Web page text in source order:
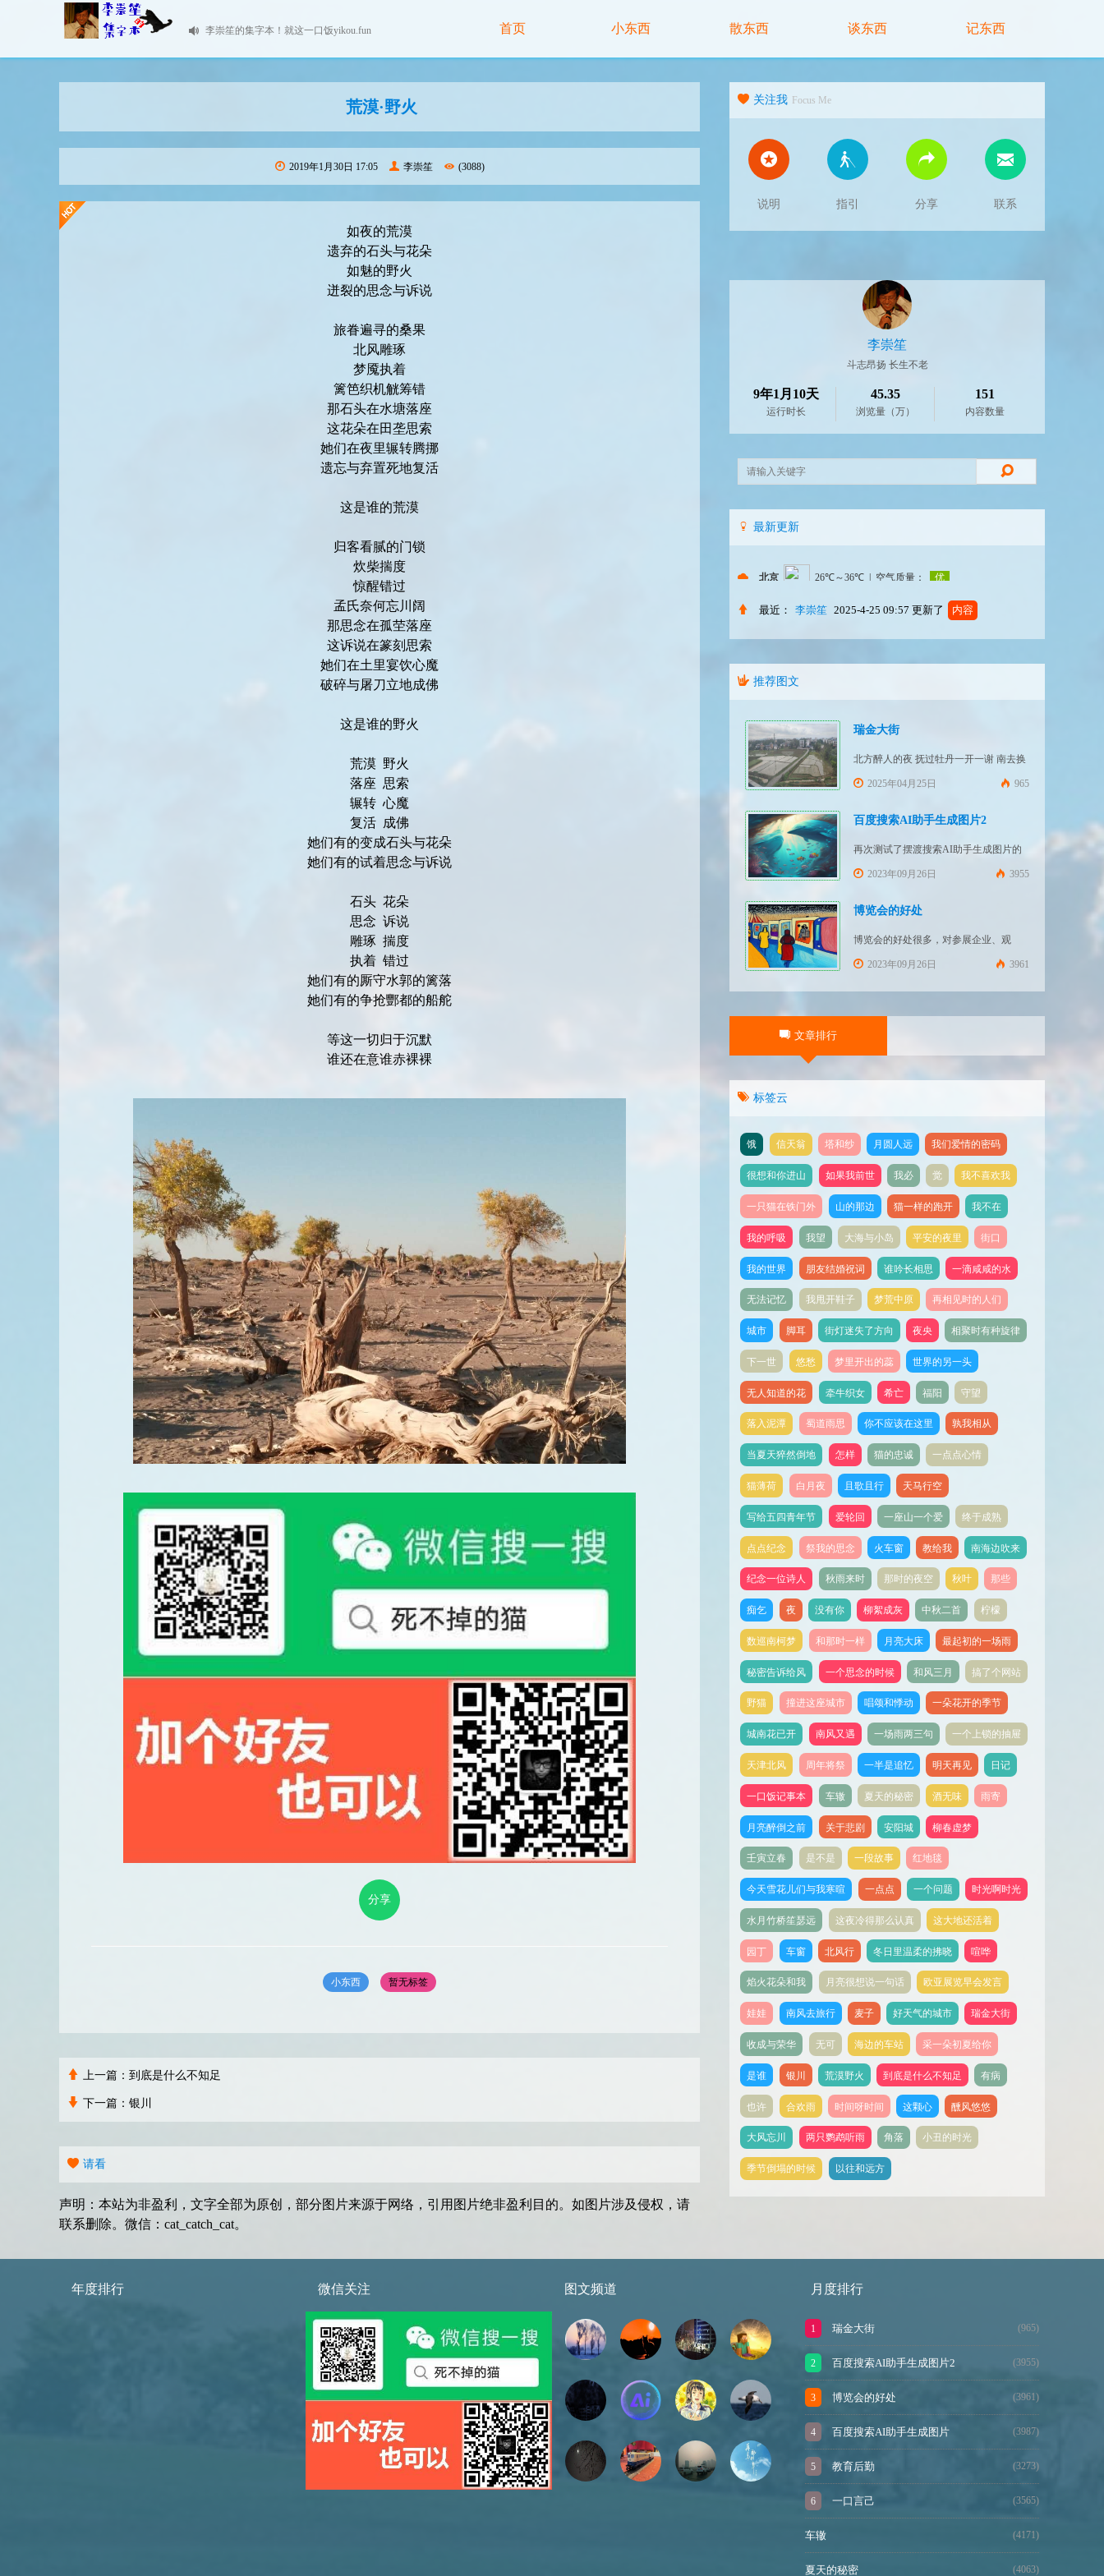
李崇笙的集字本！就这一口饭yikou.fun 首页 小东西 散东西 谈东西 记东西
荒漠·野火
2019年1月30日 17:05 李崇笙 (3088)
如夜的荒漠
遗弃的石头与花朵
如魅的野火
迸裂的思念与诉说
旅眷遍寻的桑果
北风雕琢
梦魇执着
篱笆织机觥筹错
那石头在水塘落座
这花朵在田垄思索
她们在夜里辗转腾挪
遗忘与弃置死地复活
这是谁的荒漠
归客看腻的门锁
炊柴揣度
惊醒错过
孟氏奈何忘川阔
那思念在孤茔落座
这诉说在篆刻思索
她们在土里宴饮心魔
破碎与屠刀立地成佛
这是谁的野火
荒漠 野火
落座 思索
辗转 心魔
复活 成佛
她们有的变成石头与花朵
她们有的试着思念与诉说
石头 花朵
思念 诉说
雕琢 揣度
执着 错过
她们有的厮守水郭的篱落
她们有的争抢酆都的船舵
等这一切归于沉默
谁还在意谁赤裸裸
分享
小东西 暂无标签
上一篇： 到底是什么不知足
下一篇： 银川
请看
声明：本站为非盈利，文字全部为原创，部分图片来源于网络，引用图片绝非盈利目的。如图片涉及侵权，请
联系删除。微信：cat_catch_cat。
关注我 Focus Me
说明 指引 分享 联系
李崇笙
斗志昂扬 长生不老
9年1月10天
运行时长
45.35
浏览量（万）
151
内容数量
最新更新
最近： 李崇笙 2025-4-25 09:57 更新了 内容
推荐图文
瑞金大街
北方醉人的夜 抚过牡丹一开一谢 南去换
上的鞋 跳过铁轨一节一节 淌过绵江的梦
2025年04月25日 965
百度搜索AI助手生成图片2
再次测试了摆渡搜索AI助手生成图片的
功能 文字要求：画一幅绚丽的深海场景
场景创意图画 文字要求：画一幅绚丽的
2023年09月26日 3955
博览会的好处
博览会的好处很多，对参展企业、观
众、主办方和当地政府都有好处。大致
交流 通过博览会，参展企业可以展示自
识企业的产品和技术实力，使企业软实
力得到增值。观众则可以获取最新的产
2023年09月26日 3961
文章排行
标签云
饿 信天翁 塔和纱 月圆人远 我们爱情的密码
很想和你进山 如果我前世 我必 觉 我不喜欢我
一只猫在铁门外 山的那边 猫一样的跑开 我不在
我的呼吸 我望 大海与小岛 平安的夜里 街口
我的世界 朋友结婚祝词 谁吟长相思 一滴咸咸的水
无法记忆 我甩开鞋子 梦荒中原 再相见时的人们
城市 脚耳 街灯迷失了方向 夜央 相聚时有种旋律
下一世 悠愁 梦里开出的蕊 世界的另一头
无人知道的花 牵牛织女 希亡 福阳 守望
落入泥潭 蜀道雨思 你不应该在这里 孰我相从
当夏天猝然倒地 怎样 猫的忠诚 一点点心情
猫薄荷 白月夜 且歌且行 天马行空
写给五四青年节 爱轮回 一座山一个爱 终于成熟
点点纪念 祭我的思念 火车窗 教给我 南海边吹来
纪念一位诗人 秋雨来时 那时的夜空 秋叶 那些
痴乞 夜 没有你 柳絮成灰 中秋二首 柠檬
数巡南柯梦 和那时一样 月亮大床 最起初的一场雨
秘密告诉给风 一个思念的时候 和风三月 搞了个网站
野猫 撞进这座城市 唱颂和悸动 一朵花开的季节
城南花已开 南风又遇 一场雨两三句 一个上锁的抽屉
天津北风 周年将祭 一半是追忆 明天再见 日记
一口饭记事本 车辙 夏天的秘密 酒无味 雨寄
月亮醉倒之前 关于悲剧 安阳城 柳春虚梦
壬寅立春 是不是 一段故事 红地毯
今天雪花儿们与我寒暄 一点点 一个问题 时光啊时光
水月竹桥笙瑟远 这夜冷得那么认真 这大地还活着
园丁 车窗 北风行 冬日里温柔的拂晓 喧哗
焰火花朵和我 月亮很想说一句话 欧亚展览早会发言
娃娃 南风去旅行 麦子 好天气的城市 瑞金大街
收成与荣华 无可 海边的车站 采一朵初夏给你
是谁 银川 荒漠野火 到底是什么不知足 有病
也许 合欢雨 时间呀时间 这颗心 醺风悠悠
大风忘川 两只鹦鹉听雨 角落 小丑的时光
季节倒塌的时候 以往和远方
年度排行 微信关注 图文频道 月度排行
瑞金大街 (965)
百度搜索AI助手生成图片2 (3955)
博览会的好处 (3961)
百度搜索AI助手生成图片 (3987)
教育后勤 (3273)
一口言己 (3565)
车辙 (4171)
夏天的秘密 (4063)